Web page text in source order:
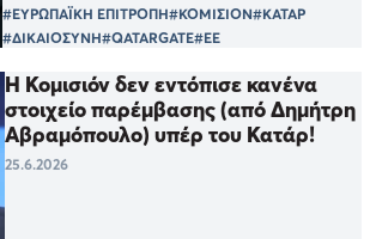
#ΕΥΡΩΠΑΪΚΗ ΕΠΙΤΡΟΠΗ#ΚΟΜΙΣΙΟΝ#ΚΑΤΑΡ
#ΔΙΚΑΙΟΣΥΝΗ#QATARGATE#ΕΕ
Η Κομισιόν δεν εντόπισε κανένα
στοιχείο παρέμβασης (από Δημήτρη
Αβραμόπουλο) υπέρ του Κατάρ!
25.6.2026